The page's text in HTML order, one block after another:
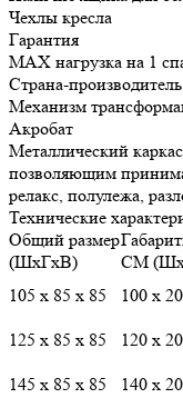
Чехлы кресла
Гарантия
MAX нагрузка на 1
Страна-производитель
Механизм
Акробат
Металлический
позволяющим
релакс, полулежа,
Технические
Общий размер
(ШхГхВ)
СМ
105 х 85 х 85
100 х
125 х 85 х 85
120 х
145 х 85 х 85
140 х